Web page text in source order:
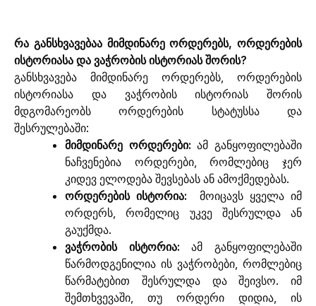
რა განსხვავებაა მიმდინარე ორდერებს, ორდერების
ისტორიასა და ვაჭრობის ისტორიას შორის?
განსხვავება მიმდინარე ორდერებს, ორდერების
ისტორიასა და ვაჭრობის ისტორიას შორის
მდგომარეობს ორდერების სტატუსსა და
შესრულებაში:
მიმდინარე ორდერები:ამ განყოფილებაში
ნაჩვენებია ორდერები, რომლებიც ჯერ
კიდევ ელოდება შევსებას ან ამოქმედებას.
ორდერების ისტორია: მოიცავს ყველა იმ
ორდერს, რომელიც უკვე შესრულდა ან
გაუქმდა.
ვაჭრობის ისტორია: ამ განყოფილებაში
წარმოდგენილია ის ვაჭრობები, რომლებიც
წარმატებით შესრულდა და შეივსო. იმ
შემთხვევაში, თუ ორდერი დიდია, ის